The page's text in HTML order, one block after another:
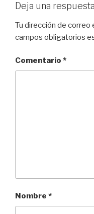
Deja una respuesta
Tu dirección de correo
campos obligatorios
Comentario *
Nombre *